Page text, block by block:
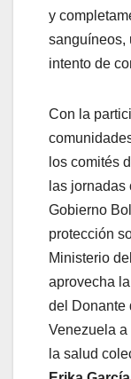
y
sanguíneos,
intento de
Con la
los comités
las jornadas
Gobierno
protección
Ministerio
aprovecha
del Donante
Venezuela
la salud